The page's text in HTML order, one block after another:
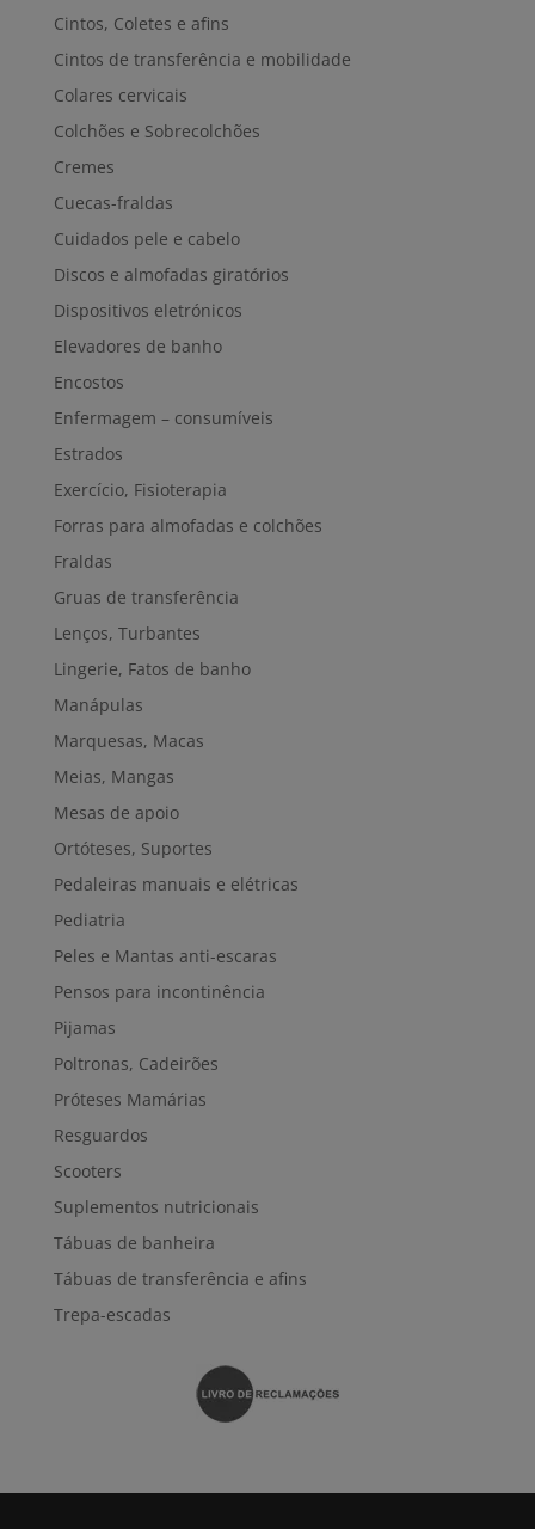
Cintos, Coletes e afins
Cintos de transferência e mobilidade
Colares cervicais
Colchões e Sobrecolchões
Cremes
Cuecas-fraldas
Cuidados pele e cabelo
Discos e almofadas giratórios
Dispositivos eletrónicos
Elevadores de banho
Encostos
Enfermagem – consumíveis
Estrados
Exercício, Fisioterapia
Forras para almofadas e colchões
Fraldas
Gruas de transferência
Lenços, Turbantes
Lingerie, Fatos de banho
Manápulas
Marquesas, Macas
Meias, Mangas
Mesas de apoio
Ortóteses, Suportes
Pedaleiras manuais e elétricas
Pediatria
Peles e Mantas anti-escaras
Pensos para incontinência
Pijamas
Poltronas, Cadeirões
Próteses Mamárias
Resguardos
Scooters
Suplementos nutricionais
Tábuas de banheira
Tábuas de transferência e afins
Trepa-escadas